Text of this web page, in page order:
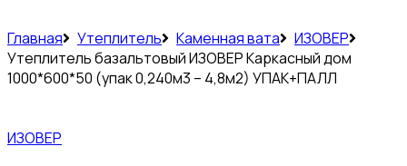
Главная Утеплитель Каменная вата
ИЗОВЕР
Утеплитель базальтовый ИЗОВЕР Каркасный дом
1000*600*50 (упак 0,240м3 – 4,8м2) УПАК+ПАЛЛ
ИЗОВЕР